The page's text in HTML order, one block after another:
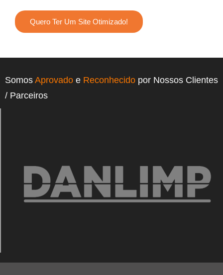
Quero Ter Um Site Otimizado!
Somos Aprovado e Reconhecido por Nossos Clientes
/ Parceiros